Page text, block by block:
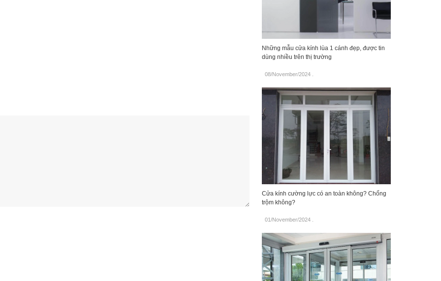
Những mẫu cửa kính lùa 1 cánh đẹp, được tin
dùng nhiều trên thị trường
08/November/2024.
Cửa kính cường lực có an toàn không? Chống
trộm không?
01/November/2024.